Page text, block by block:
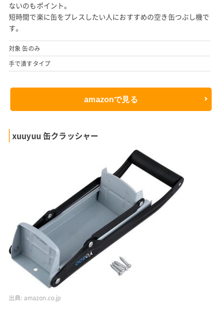
ないのもポイント。
短時間で楽に缶をプレスしたい人におすすめの空き缶つぶし機で
す。
対象 缶のみ
手で潰すタイプ
amazonで見る
xuuyuu 缶クラッシャー
出典: amazon.co.jp